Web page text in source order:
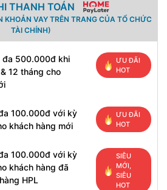
THANH TOÁN
KHOẢN VAY TRÊN TRANG CỦA TỔ CHỨC
TÀI CHÍNH)
đa 500.000đ khi
12 tháng cho
ƯU ĐÃI
HOT
100.000đ với kỳ
khách hàng mới
ƯU ĐÃI
HOT
100.000đ với kỳ
khách hàng đã
HPL
SIÊU
MỚI,
SIÊU
HOT